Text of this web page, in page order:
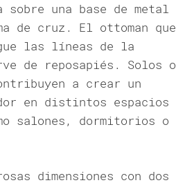
sobre una base de metal
de cruz. El ottoman que
las líneas de la
de reposapiés. Solos o
a crear un
en distintos espacios
salones, dormitorios o
dimensiones con dos